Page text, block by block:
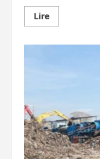
LireEn
savoir
mauvaise
passe
pour
le
tourisme